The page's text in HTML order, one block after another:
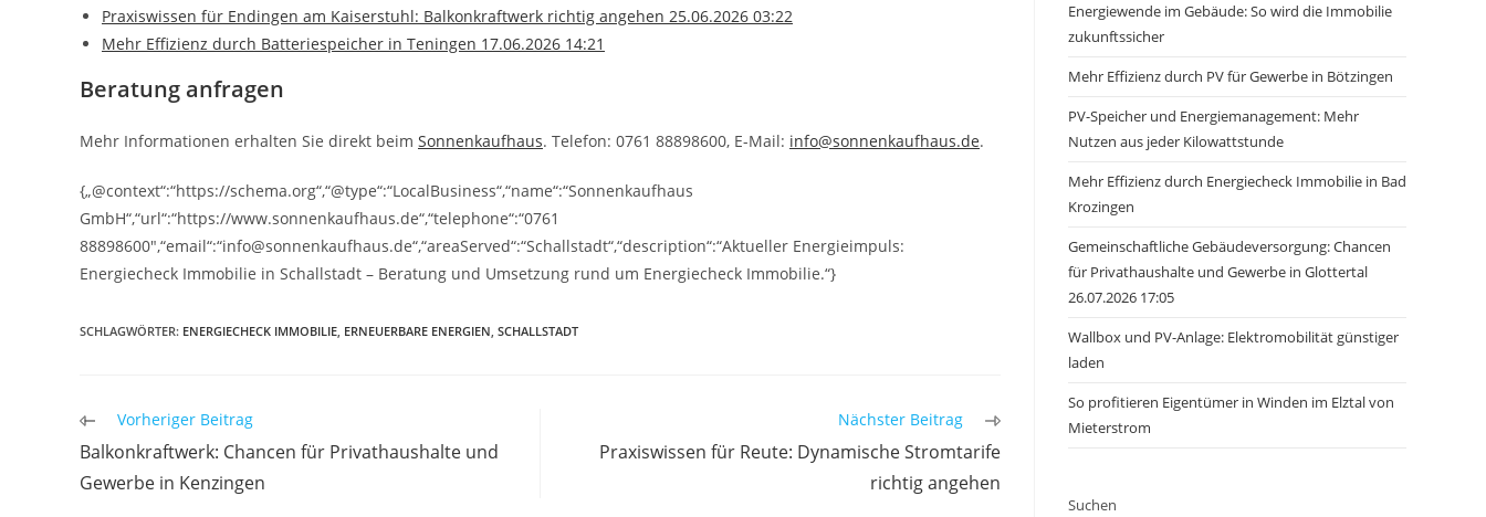
Praxiswissen für Endingen am Kaiserstuhl: Balkonkraftwerk richtig angehen 25.06.2026 03:22
Mehr Effizienz durch Batteriespeicher in Teningen 17.06.2026 14:21
Beratung anfragen
Mehr Informationen erhalten Sie direkt beim Sonnenkaufhaus. Telefon: 0761 88898600, E-Mail: info@sonnenkaufhaus.de.
{„@context“:“https://schema.org“,“@type“:“LocalBusiness“,“name“:“Sonnenkaufhaus
GmbH“,“url“:“https://www.sonnenkaufhaus.de“,“telephone“:“0761
88898600″,“email“:“info@sonnenkaufhaus.de“,“areaServed“:“Schallstadt“,“description“:“Aktueller Energieimpuls:
Energiecheck Immobilie in Schallstadt – Beratung und Umsetzung rund um Energiecheck Immobilie.“}
SCHLAGWÖRTER: ENERGIECHECK IMMOBILIE, ERNEUERBARE ENERGIEN, SCHALLSTADT
Weitere
Artikel
ansehen
Vorheriger Beitrag
Balkonkraftwerk: Chancen für Privathaushalte und
Gewerbe in Kenzingen
Nächster Beitrag
Praxiswissen für Reute: Dynamische Stromtarife
richtig angehen
Energiewende im Gebäude: So wird die Immobilie
zukunftssicher
Mehr Effizienz durch PV für Gewerbe in Bötzingen
PV-Speicher und Energiemanagement: Mehr
Nutzen aus jeder Kilowattstunde
Mehr Effizienz durch Energiecheck Immobilie in Bad
Krozingen
Gemeinschaftliche Gebäudeversorgung: Chancen
für Privathaushalte und Gewerbe in Glottertal
26.07.2026 17:05
Wallbox und PV-Anlage: Elektromobilität günstiger
laden
So profitieren Eigentümer in Winden im Elztal von
Mieterstrom
Suchen